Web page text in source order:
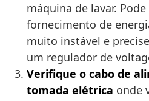
máquina de lavar.
fornecimento de
muito instável e
um regulador de
Verifique o cabo de
tomada elétrica onde